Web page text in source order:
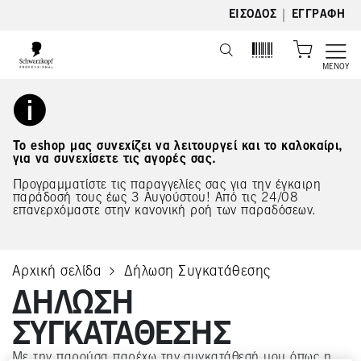
ΕΊΣΟΔΟΣ ΕΓΓΡΑΦΉ
ΜΕΝΟΎ
Το eshop μας συνεχίζει να λειτουργεί και το καλοκαίρι,
για να συνεχίσετε τις αγορές σας.
Προγραμματίστε τις παραγγελίες σας για την έγκαιρη
παράδοσή τους έως 3 Αυγούστου! Από τις 24/08
επανερχόμαστε στην κανονική ροή των παραδόσεων.
Αρχική σελίδα Δήλωση Συγκατάθεσης
current page
ΔΉΛΩΣΗ
ΣΥΓΚΑΤΆΘΕΣΗΣ
Με την παρούσα παρέχω την συγκατάθεσή μου όπως η